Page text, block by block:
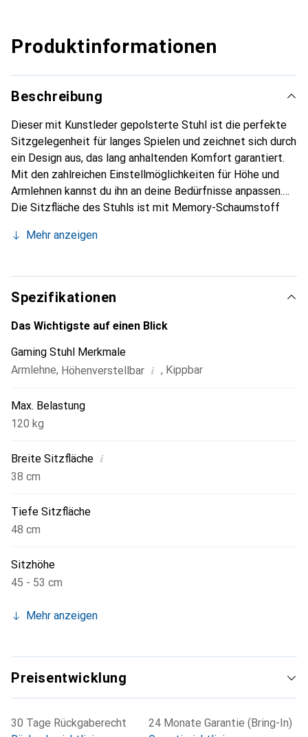
Produktinformationen
Beschreibung
Dieser mit Kunstleder gepolsterte Stuhl ist die perfekte
Sitzgelegenheit für langes Spielen und zeichnet sich durch
ein Design aus, das lang anhaltenden Komfort garantiert.
Mit den zahlreichen Einstellmöglichkeiten für Höhe und
Armlehnen kannst du ihn an deine Bedürfnisse anpassen.
Die Sitzfläche des Stuhls ist mit Memory-Schaumstoff
anpasst, Druckstellen reduziert und höchsten Komfort
Lendenbereich entlastet die Wirbelsäule, und dank einer
ausziehbaren Fussstütze kannst du deine Beine voll
ausstrecken. Wenn du Lust auf ein Nickerchen hast, stellst
du die Rückenlehne einfach in eine ganz zurückgelehnte
Mehr anzeigen
Spezifikationen
Das Wichtigste auf einen Blick
Gaming Stuhl Merkmale
Armlehne, Höhenverstellbar i , Kippbar
Max. Belastung
120 kg
Breite Sitzfläche i
38 cm
Tiefe Sitzfläche
48 cm
Sitzhöhe
45 - 53 cm
Mehr anzeigen
Preisentwicklung
30 Tage Rückgaberecht
24 Monate Garantie (Bring-In)